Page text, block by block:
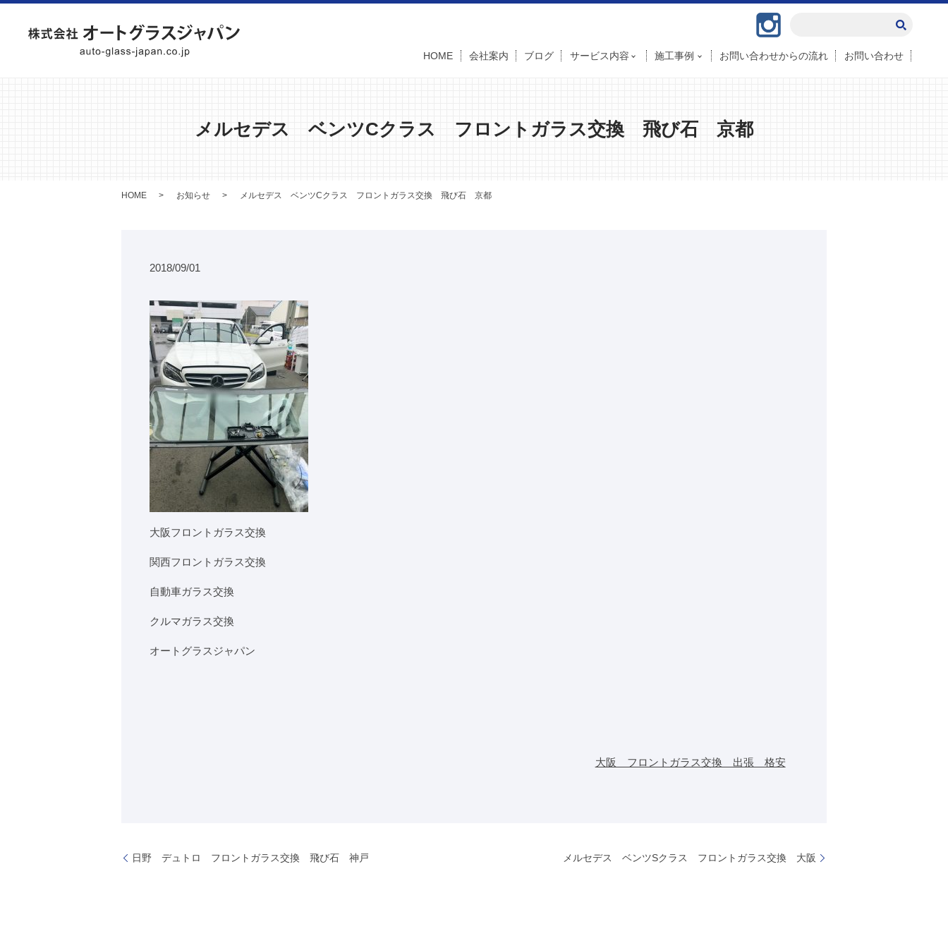
HOME 会社案内 ブログ サービス内容 施工事例 お問い合わせからの流れ お問い合わせ
メルセデス ベンツCクラス フロントガラス交換 飛び石 京都
HOME お知らせ メルセデス ベンツCクラス フロントガラス交換 飛び石 京都
2018/09/01
大阪フロントガラス交換
関西フロントガラス交換
自動車ガラス交換
クルマガラス交換
オートグラスジャパン
大阪 フロントガラス交換 出張 格安
日野 デュトロ フロントガラス交換 飛び石 神戸 メルセデス ベンツSクラス フロントガラス交換 大阪